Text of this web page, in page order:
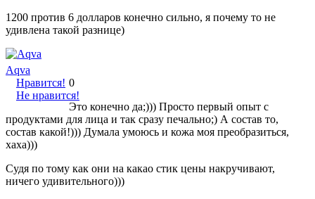
1200 против 6 долларов конечно сильно, я почему то не
удивлена такой разнице)
Aqva
Нравится!
Не нравится!
0
Это конечно да;))) Просто первый опыт с
продуктами для лица и так сразу печально;) А состав то,
состав какой!))) Думала умоюсь и кожа моя преобразиться,
хаха)))
Судя по тому как они на какао стик цены накручивают,
ничего удивительного)))